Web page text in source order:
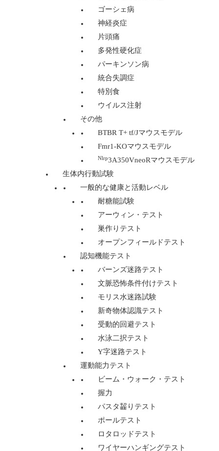
ゴーシェ病
神経炎症
片頭痛
多発性硬化症
パーキンソン病
統合失調症
特別食
ウイルス注射
その他
BTBR T+ tf/Jマウスモデル
Fmr1-KOマウスモデル
Nlrp3A350VneoRマウスモデル
生体内行動試験
一般的な健康と活動レベル
耐糖能試験
アーウィン・テスト
巣作りテスト
オープンフィールドテスト
認知機能テスト
バーンズ迷路テスト
文脈恐怖条件付けテスト
モリス水迷路試験
新奇物体認識テスト
受動的回避テスト
水泳二択テスト
Y字迷路テスト
運動能力テスト
ビーム・ウォーク・テスト
握力
パスタ齧りテスト
ポールテスト
ロタロッドテスト
ワイヤーハンギングテスト